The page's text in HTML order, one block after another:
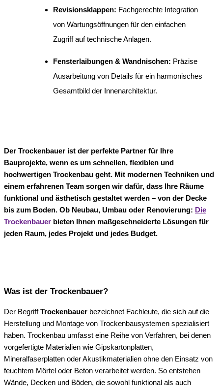
Revisionsklappen: Fachgerechte Integration
von Wartungsöffnungen für den einfachen
Zugriff auf technische Anlagen.
Fensterlaibungen & Wandnischen: Präzise
Ausarbeitung von Details für ein harmonisches
Gesamtbild der Innenarchitektur.
Der Trockenbauer ist der perfekte Partner für Ihre
Bauprojekte, wenn es um schnellen, flexiblen und
hochwertigen Trockenbau geht. Mit modernen Techniken und
einem erfahrenen Team sorgen wir dafür, dass Ihre Räume
funktional und ästhetisch gestaltet werden – von der Decke
bis zum Boden. Ob Neubau, Umbau oder Renovierung: Die
Trockenbauer bieten Ihnen maßgeschneiderte Lösungen für
jeden Raum, jedes Projekt und jedes Budget.
Was ist der Trockenbauer?
Der BegriffTrockenbauer bezeichnet Fachleute, die sich auf die
Herstellung und Montage von Trockenbausystemen spezialisiert
haben. Trockenbau umfasst eine Reihe von Verfahren, bei denen
vorgefertigte Materialien wie Gipskartonplatten,
Mineralfaserplatten oder Akustikmaterialien ohne den Einsatz von
feuchtem Mörtel oder Beton verarbeitet werden. So entstehen
Wände, Decken und Böden, die sowohl funktional als auch